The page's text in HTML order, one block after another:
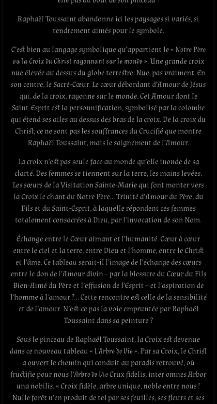
Raphaël Toussaint abandonne ici les paysages si variés, si
tendrement aimés pour le symbole.
C’est bien au langage symbolique qu’appartient le «Notre Père
ou la Croix du Christ rayonnant sur le monde». Une grande croix
nue élevée au dessus du globe terrestre. Nue, pas vraiment. En
son centre, le Sacré-Cœur. Le cœur débordant d’Amour de Jésus
qui, de la croix, rayonne sur le monde. Cet Amour dont le
Saint-Esprit est la personnification, symbolisé par la colombe
qui étend ses ailes au dessus des bras de la croix. De la croix du
Christ, ce ne sont pas les souffrances du Crucifié que montre
Raphaël Toussaint, mais le saignement de l’Amour.
La croix n’est pas seule face au monde qu’elle inonde de sa
clarté. Des femmes se tiennent sur la terre, les mains levées.
Les sœurs de la Visitation Sainte-Marie qui font monter vers
la Croix le chant du Notre Père… Trinité d’Amour du Père, du
Fils et du Saint-Esprit, à laquelle répondent ces femmes
totalement consacrées à Dieu, par l’invocation de son Nom.
Échange entre le Cœur aimant et l’humanité. Cœur à cœur
entre le ciel et la terre, entre Dieu et l’homme, entre le Christ
et l’âme. Ce tableau serait-il l’image de l’échange des cœurs
entre le don de l’Amour divin – par la blessure du Cœur du Fils
Bien-Aimé du Père et l’effusion de l’Esprit – et l’aspiration de
l’homme à l’amour ?… Cette rencontre est celle de la sensibilité
et de l’amour. N’est-ce pas la voie empruntée par Raphaël
Toussaint dans sa peinture ?
Sous le pinceau de Raphaël Toussaint, la Croix est devenue
dans ce nouveau tableau «L’Arbre de Vie». Par sa Croix, le Christ
a ouvert le chemin qui conduit au paradis retrouvé, où
fructifie pour nousl’Arbre de VieCrux fidelis, inter omnes Arbor
una nobilis. « Croix fidèle, arbre unique, noble entre nous !
Nulle forêt n’en produit de tel par ses feuilles, ses fleurs et ses